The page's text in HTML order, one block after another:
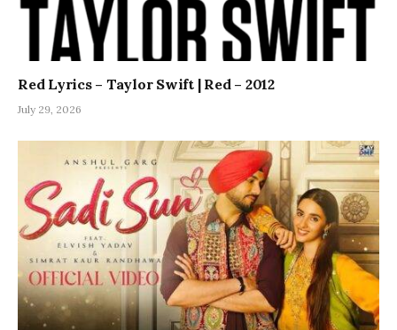
Red Lyrics – Taylor Swift | Red – 2012
July 29, 2026